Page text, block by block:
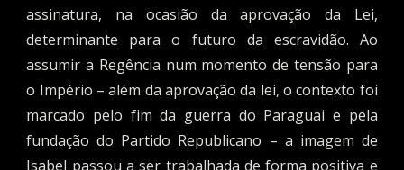
assinatura, na ocasião da aprovação da Lei,
determinante para o futuro da escravidão. Ao
assumir a Regência num momento de tensão para
o Império – além da aprovação da lei, o contexto foi
marcado pelo fim da guerra do Paraguai e pela
fundação do Partido Republicano – a imagem de
Isabel passou a ser trabalhada de forma positiva e